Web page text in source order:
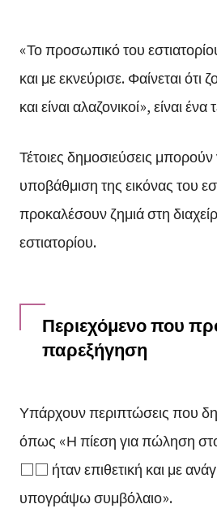
«Το προσωπικό του
και με εκνεύρισε. Φαίνεται
και είναι αλαζονικοί», είναι
Τέτοιες δημοσιεύσεις
υποβάθμιση της εικόνας του
προκαλέσουν ζημιά στη
εστιατορίου.
Περιεχόμενο που
παρεξήγηση
Υπάρχουν περιπτώσεις που
όπως «Η πίεση για πώληση στο
□□ ήταν επιθετική και με
υπογράψω συμβόλαιο».